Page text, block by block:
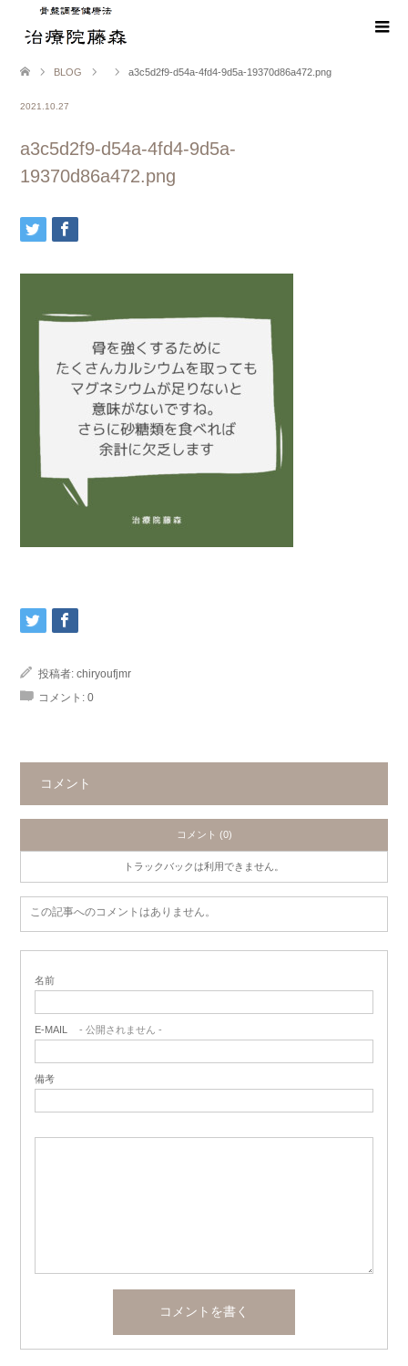
BLOG a3c5d2f9-d54a-4fd4-9d5a-19370d86a472.png
2021.10.27
a3c5d2f9-d54a-4fd4-9d5a-
19370d86a472.png
投稿者: chiryoufjmr
コメント: 0
コメント
コメント (0)
トラックバックは利用できません。
この記事へのコメントはありません。
名前
E-MAIL - 公開されません -
備考